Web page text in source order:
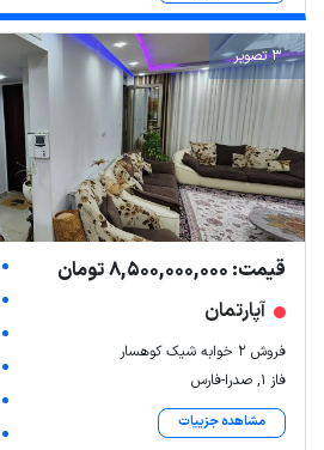
3 تصویر
قیمت: 8,500,000,000 تومان
آپارتمان
فروش ۲ خوابه شیک کوهسار
فاز ۱, صدرا-فارس
مشاهده جزییات